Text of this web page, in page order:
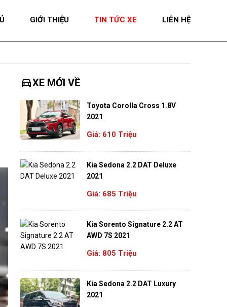
GIỚI THIỆU TIN TỨC XE LIÊN HỆ
directions_carXE MỚI VỀ
Toyota Corolla Cross 1.8V
2021
Giá: 610 Triệu
Kia Sedona 2.2 DAT Deluxe
2021
Giá: 685 Triệu
Kia Sorento Signature 2.2 AT
AWD 7S 2021
Giá: 805 Triệu
Kia Sedona 2.2 DAT Luxury
2021